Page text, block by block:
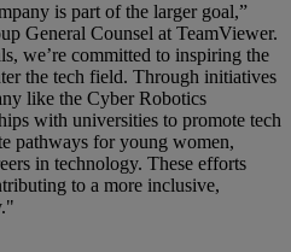
is part of the larger goal,”
General Counsel at TeamViewer.
we’re committed to inspiring the
the tech field. Through initiatives
like the Cyber Robotics
with universities to promote tech
pathways for young women,
in technology. These efforts
to a more inclusive,